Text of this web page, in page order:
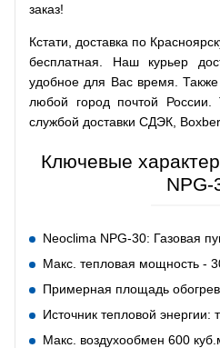
заказ!
Кстати, доставка по
бесплатная. Наш курьер
удобное для Вас время.
любой город почтой России.
службой доставки СДЭК,
Ключевые
NPG-
Neoclima NPG-30: Газовая
Макс. тепловая мощность -
Примерная площадь
Источник тепловой энергии:
Макс. воздухообмен 600